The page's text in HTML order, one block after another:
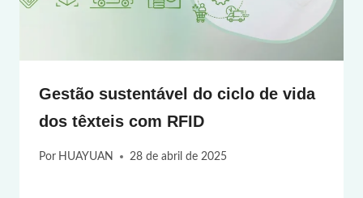
Gestão sustentável do ciclo de vida
dos têxteis com RFID
Por HUAYUAN 28 de abril de 2025